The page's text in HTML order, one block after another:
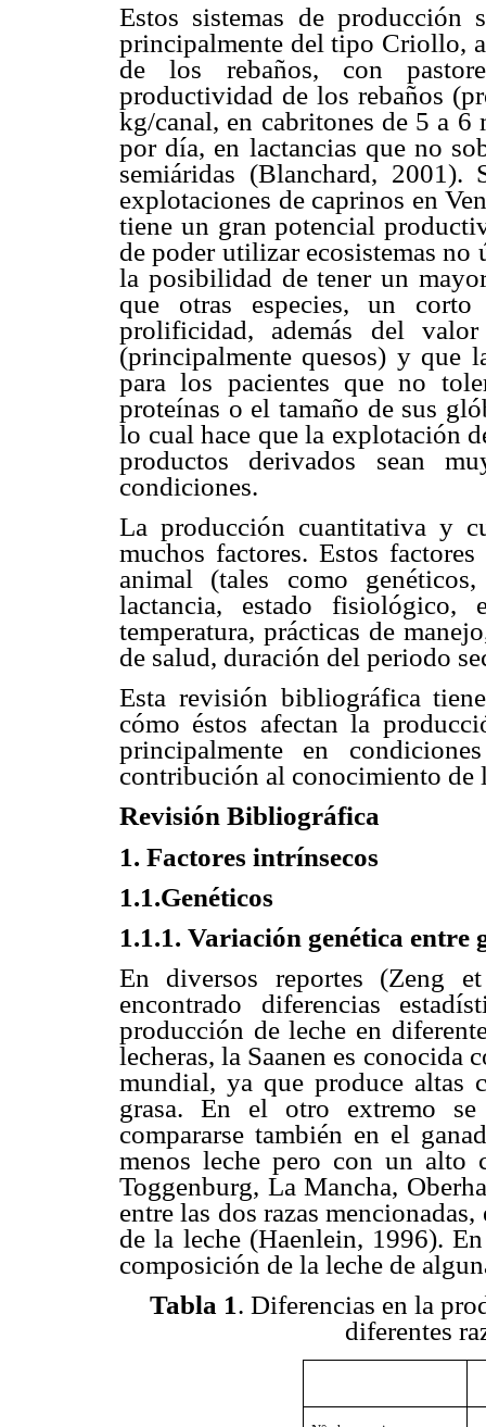
Estos sistemas de producción
principalmente del tipo Criollo,
de los rebaños, con
productividad de los rebaños
kg/canal, en cabritones de 5 a 6
por día, en lactancias que no
semiáridas (Blanchard,
explotaciones de caprinos en
tiene un gran potencial
de poder utilizar ecosistemas no
la posibilidad de tener un
que otras especies, un
prolificidad, además del
(principalmente quesos) y que
para los pacientes que no
proteínas o el tamaño de sus
lo cual hace que la explotación
productos derivados sean
condiciones.
La producción cuantitativa y
muchos factores. Estos
animal (tales como
lactancia, estado fisiológico,
temperatura, prácticas de
de salud, duración del periodo
Esta revisión bibliográfica
cómo éstos afectan la
principalmente en
contribución al conocimiento de
Revisión Bibliográfica
1. Factores intrínsecos
1.1.Genéticos
1.1.1. Variación genética entre
En diversos reportes (Zeng
encontrado diferencias
producción de leche en
lecheras, la Saanen es conocida
mundial, ya que produce altas
grasa. En el otro extremo
compararse también en el
menos leche pero con un alto
Toggenburg, La Mancha,
entre las dos razas
de la leche (Haenlein, 1996).
composición de la leche de
Tabla 1. Diferencias en la
diferentes